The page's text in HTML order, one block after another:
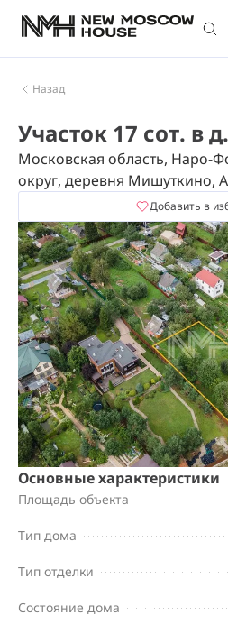
Назад
Участок 17 сот. в
Московская область, Наро-
округ, деревня Мишуткино,
Добавить в
Основные характеристики
Площадь объекта
Тип дома
Тип отделки
Состояние дома